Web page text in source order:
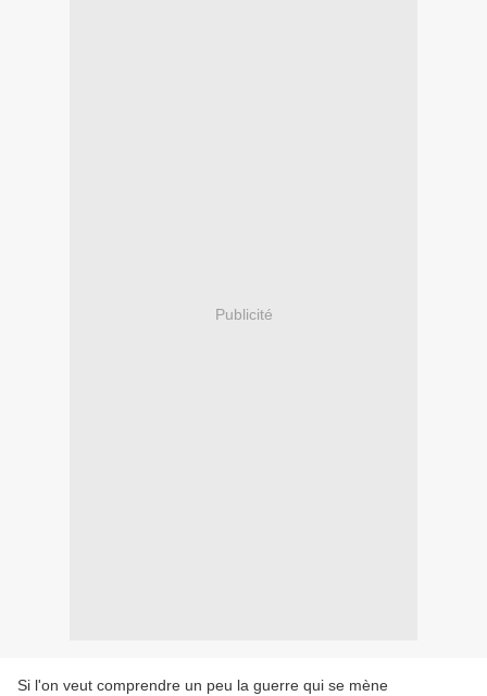
Publicité
Si l'on veut comprendre un peu la guerre qui se mène